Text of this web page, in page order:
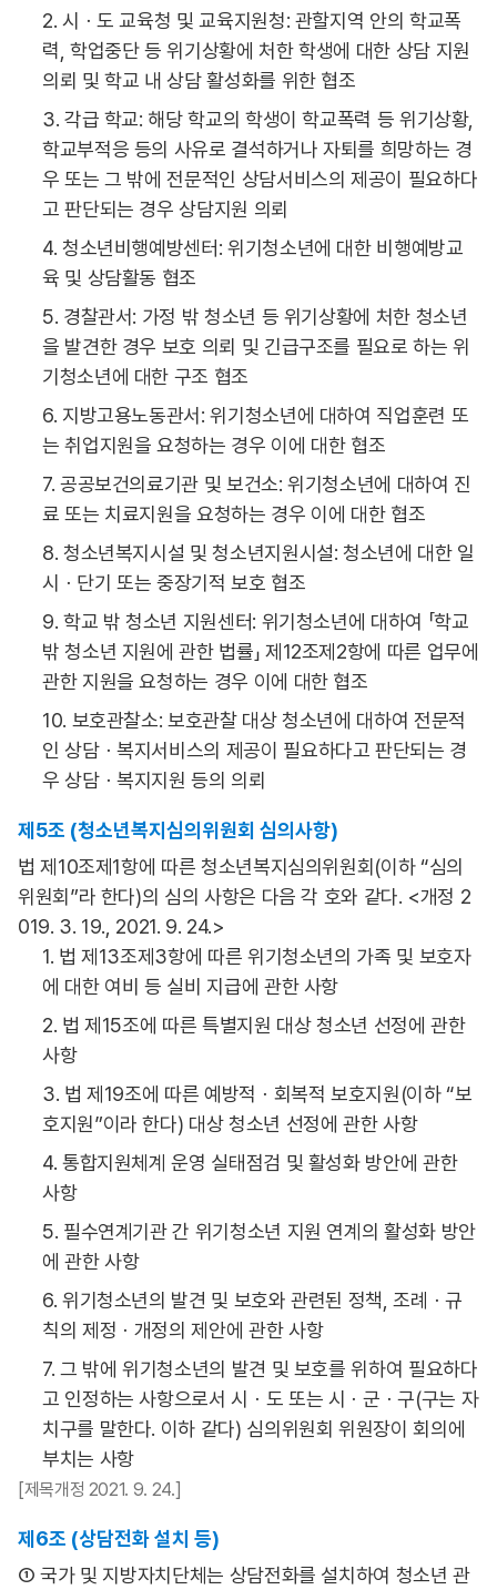
2. 시ㆍ도 교육청 및 교육지원청: 관할지역 안의 학교폭
력, 학업중단 등 위기상황에 처한 학생에 대한 상담 지원
의뢰 및 학교 내 상담 활성화를 위한 협조
3. 각급 학교: 해당 학교의 학생이 학교폭력 등 위기상황,
학교부적응 등의 사유로 결석하거나 자퇴를 희망하는 경
우 또는 그 밖에 전문적인 상담서비스의 제공이 필요하다
고 판단되는 경우 상담지원 의뢰
4. 청소년비행예방센터: 위기청소년에 대한 비행예방교
육 및 상담활동 협조
5. 경찰관서: 가정 밖 청소년 등 위기상황에 처한 청소년
을 발견한 경우 보호 의뢰 및 긴급구조를 필요로 하는 위
기청소년에 대한 구조 협조
6. 지방고용노동관서: 위기청소년에 대하여 직업훈련 또
는 취업지원을 요청하는 경우 이에 대한 협조
7. 공공보건의료기관 및 보건소: 위기청소년에 대하여 진
료 또는 치료지원을 요청하는 경우 이에 대한 협조
8. 청소년복지시설 및 청소년지원시설: 청소년에 대한 일
시ㆍ단기 또는 중장기적 보호 협조
9. 학교 밖 청소년 지원센터: 위기청소년에 대하여 「학교
밖 청소년 지원에 관한 법률」 제12조제2항에 따른 업무에
관한 지원을 요청하는 경우 이에 대한 협조
10. 보호관찰소: 보호관찰 대상 청소년에 대하여 전문적
인 상담ㆍ복지서비스의 제공이 필요하다고 판단되는 경
우 상담ㆍ복지지원 등의 의뢰
제5조 (청소년복지심의위원회 심의사항)
법 제10조제1항에 따른 청소년복지심의위원회(이하 “심의
위원회”라 한다)의 심의 사항은 다음 각 호와 같다. <개정 2
019. 3. 19., 2021. 9. 24.>
1. 법 제13조제3항에 따른 위기청소년의 가족 및 보호자
에 대한 여비 등 실비 지급에 관한 사항
2. 법 제15조에 따른 특별지원 대상 청소년 선정에 관한
사항
3. 법 제19조에 따른 예방적ㆍ회복적 보호지원(이하 “보
호지원”이라 한다) 대상 청소년 선정에 관한 사항
4. 통합지원체계 운영 실태점검 및 활성화 방안에 관한
사항
5. 필수연계기관 간 위기청소년 지원 연계의 활성화 방안
에 관한 사항
6. 위기청소년의 발견 및 보호와 관련된 정책, 조례ㆍ규
칙의 제정ㆍ개정의 제안에 관한 사항
7. 그 밖에 위기청소년의 발견 및 보호를 위하여 필요하다
고 인정하는 사항으로서 시ㆍ도 또는 시ㆍ군ㆍ구(구는 자
치구를 말한다. 이하 같다) 심의위원회 위원장이 회의에
부치는 사항
[제목개정 2021. 9. 24.]
제6조 (상담전화 설치 등)
① 국가 및 지방자치단체는 상담전화를 설치하여 청소년 관